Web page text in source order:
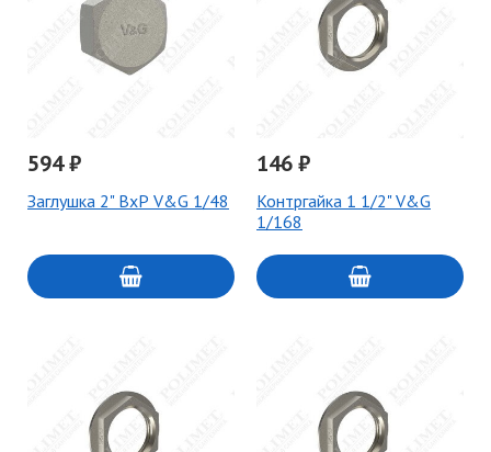
594 ₽
Заглушка 2" ВхР V&G 1/48
146 ₽
Контргайка 1 1/2" V&G
1/168